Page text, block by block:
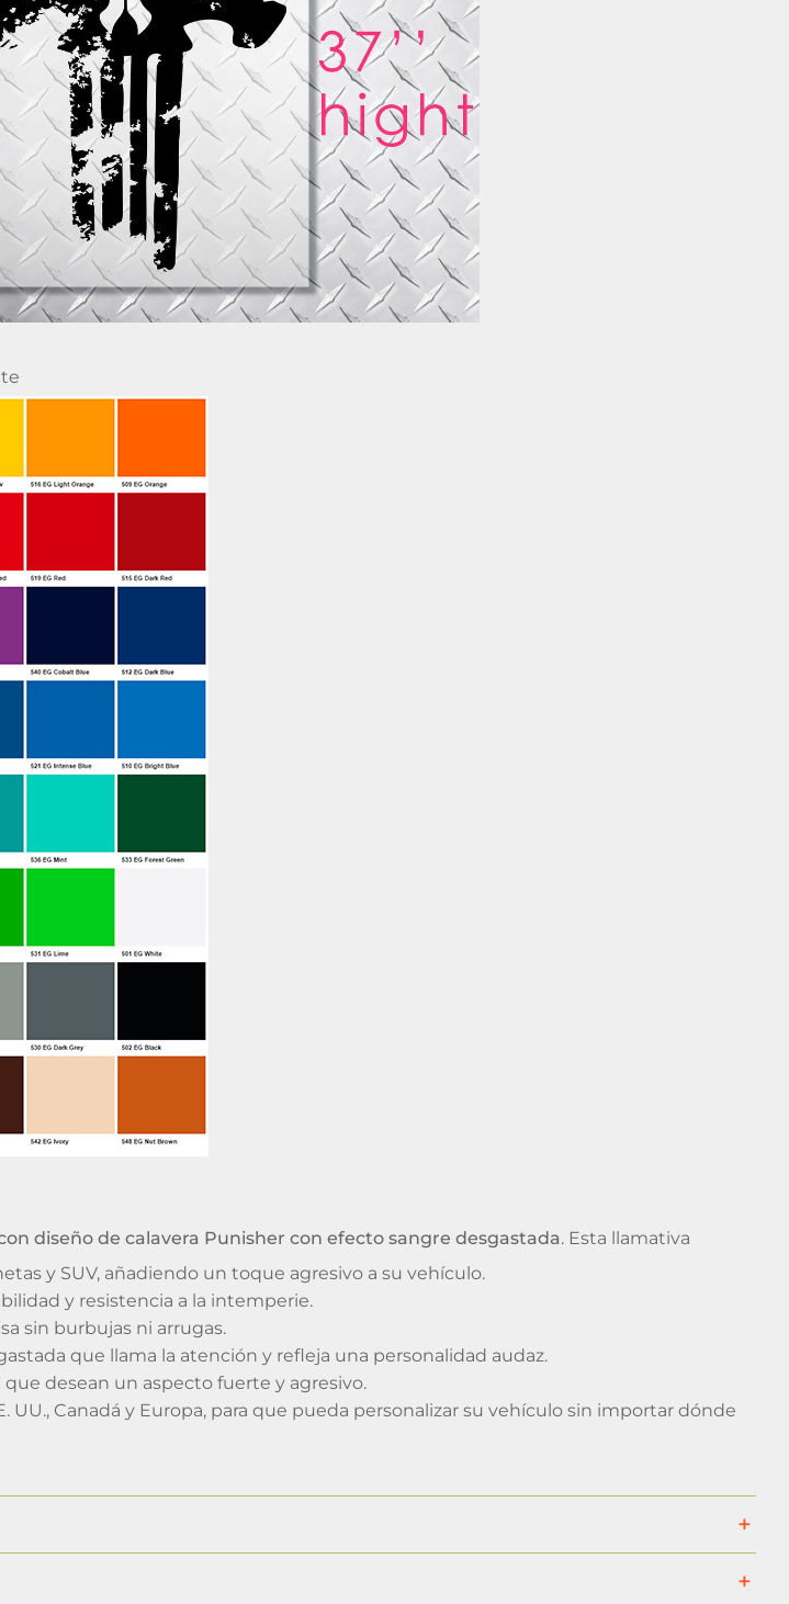
diseño de calavera Punisher con efecto sangre desgastada. Esta llamativa
y SUV, añadiendo un toque agresivo a su vehículo.
y resistencia a la intemperie.
sin burbujas ni arrugas.
que llama la atención y refleja una personalidad audaz.
desean un aspecto fuerte y agresivo.
UU., Canadá y Europa, para que pueda personalizar su vehículo sin importar dónde